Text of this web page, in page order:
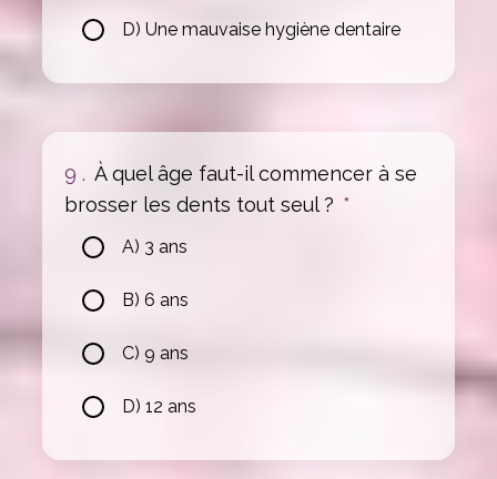
D) Une mauvaise hygiène dentaire
9 . À quel âge faut-il commencer à se
brosser les dents tout seul ? *
A) 3 ans
B) 6 ans
C) 9 ans
D) 12 ans